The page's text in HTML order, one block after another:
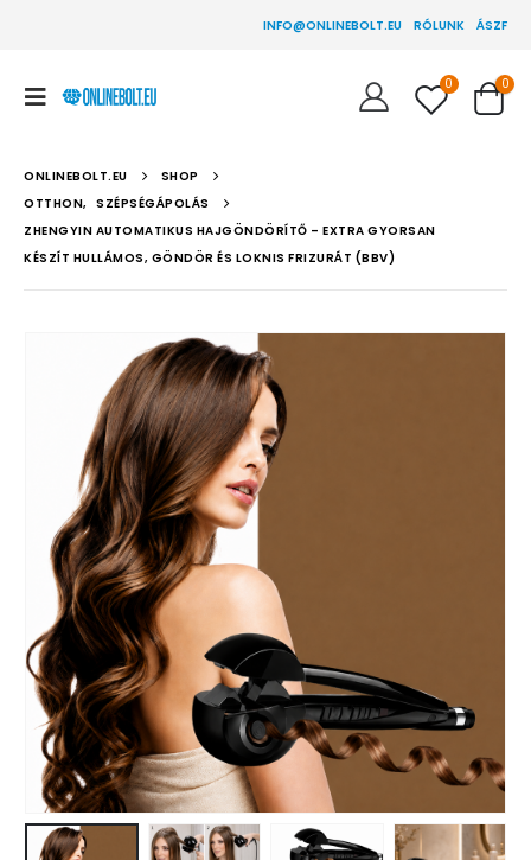
INFO@ONLINEBOLT.EU RÓLUNK ÁSZF
0 0
ONLINEBOLT.EU
SHOP
OTTHON, SZÉPSÉGÁPOLÁS
ZHENGYIN AUTOMATIKUS HAJGÖNDÖRÍTŐ – EXTRA GYORSAN
KÉSZÍT HULLÁMOS, GÖNDÖR ÉS LOKNIS FRIZURÁT (BBV)